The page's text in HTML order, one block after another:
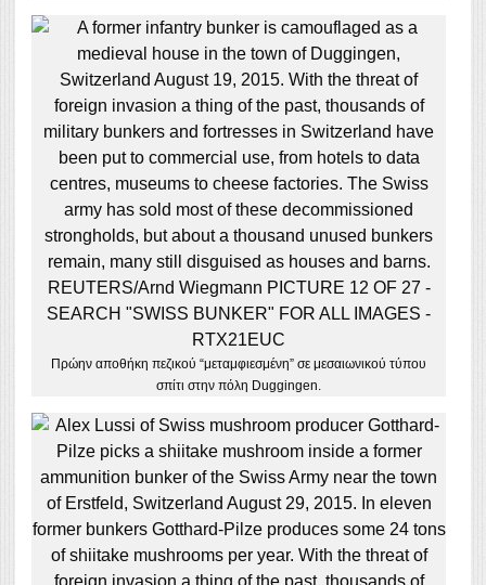
Πρώην αποθήκη πεζικού “μεταμφιεσμένη” σε μεσαιωνικού τύπου
σπίτι στην πόλη Duggingen.